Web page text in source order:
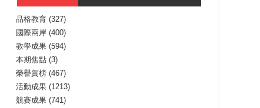
品格教育 (327)
國際兩岸 (400)
教學成果 (594)
本期焦點 (3)
榮譽賀榜 (467)
活動成果 (1213)
競賽成果 (741)